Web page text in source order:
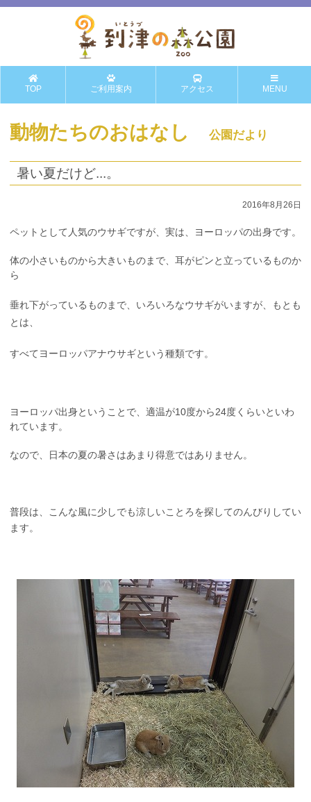
TOP ご利用案内 アクセス MENU
動物たちのおはなし 公園だより
暑い夏だけど...。
2016年8月26日
ペットとして人気のウサギですが、実は、ヨーロッパの出身です。
体の小さいものから大きいものまで、耳がピンと立っているものか
ら
垂れ下がっているものまで、 いろいろなウサギがいますが、もとも
とは、
すべてヨーロッパアナウサギという種類です。
ヨーロッパ出身ということで、適温が10度から24度くらいといわ
れています。
なので、日本の夏の暑さはあまり得意ではありません。
普段は、こんな風に少しでも涼しいことろを探してのんびりしてい
ます。